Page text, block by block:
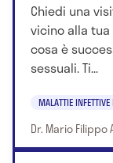
Chiedi una
vicino alla
cosa è
sessuali. Ti...
MALATTIE
Dr. Mario Filippo